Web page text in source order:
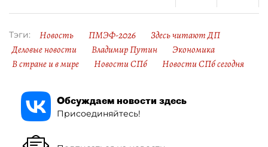
Тэги: Новость ПМЭФ-2026
Здесь читают ДП
Деловые новости
Владимир Путин
Экономика
В стране и в мире
Новости СПб Новости СПб сегодня
Обсуждаем новости здесь
Присоединяйтесь!